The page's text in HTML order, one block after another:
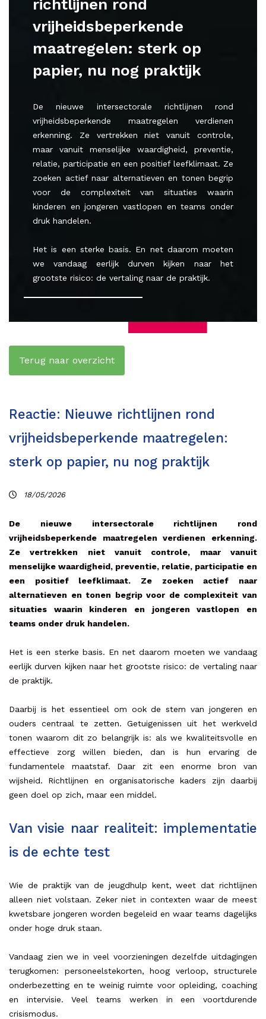
richtlijnen rond
vrijheidsbeperkende
maatregelen: sterk op
papier, nu nog praktijk
De nieuwe intersectorale richtlijnen rond
vrijheidsbeperkende maatregelen verdienen
erkenning. Ze vertrekken niet vanuit controle,
maar vanuit menselijke waardigheid, preventie,
relatie, participatie en een positief leefklimaat. Ze
zoeken actief naar alternatieven en tonen begrip
voor de complexiteit van situaties waarin
kinderen en jongeren vastlopen en teams onder
druk handelen.
Het is een sterke basis. En net daarom moeten
we vandaag eerlijk durven kijken naar het
grootste risico: de vertaling naar de praktijk.
Terug naar overzicht
Reactie: Nieuwe richtlijnen rond
vrijheidsbeperkende maatregelen:
sterk op papier, nu nog praktijk
18/05/2026
De nieuwe intersectorale richtlijnen rond
vrijheidsbeperkende maatregelen verdienen erkenning.
Ze vertrekken niet vanuit controle, maar vanuit
menselijke waardigheid, preventie, relatie, participatie en
een positief leefklimaat. Ze zoeken actief naar
alternatieven en tonen begrip voor de complexiteit van
situaties waarin kinderen en jongeren vastlopen en
teams onder druk handelen.
Het is een sterke basis. En net daarom moeten we vandaag
eerlijk durven kijken naar het grootste risico: de vertaling naar
de praktijk.
Daarbij is het essentieel om ook de stem van jongeren en
ouders centraal te zetten. Getuigenissen uit het werkveld
tonen waarom dit zo belangrijk is: als we kwaliteitsvolle en
effectieve zorg willen bieden, dan is hun ervaring de
fundamentele maatstaf. Daar zit een enorme bron van
wijsheid. Richtlijnen en organisatorische kaders zijn daarbij
geen doel op zich, maar een middel.
Van visie naar realiteit: implementatie
is de echte test
Wie de praktijk van de jeugdhulp kent, weet dat richtlijnen
alleen niet volstaan. Zeker niet in contexten waar de meest
kwetsbare jongeren worden begeleid en waar teams dagelijks
onder hoge druk staan.
Vandaag zien we in veel voorzieningen dezelfde uitdagingen
terugkomen: personeelstekorten, hoog verloop, structurele
onderbezetting en te weinig ruimte voor opleiding, coaching
en intervisie. Veel teams werken in een voortdurende
crisismodus.